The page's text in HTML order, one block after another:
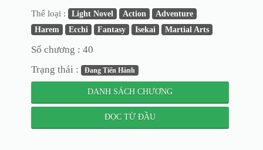
Thể loại : Light Novel Action
Adventure
Harem
Ecchi Fantasy Isekai Martial Arts
Số chương : 40
Trạng thái :
Đang Tiến Hành
DANH SÁCH CHƯƠNG
ĐỌC TỪ ĐẦU